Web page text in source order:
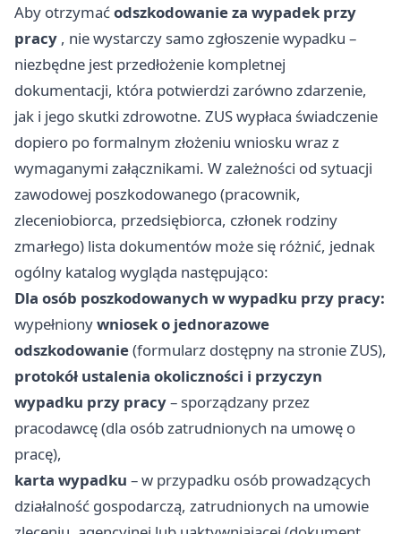
Aby otrzymaćodszkodowanie za wypadek przy
pracy , nie wystarczy samo zgłoszenie wypadku –
niezbędne jest przedłożenie kompletnej
dokumentacji, która potwierdzi zarówno zdarzenie,
jak i jego skutki zdrowotne. ZUS wypłaca świadczenie
dopiero po formalnym złożeniu wniosku wraz z
wymaganymi załącznikami. W zależności od sytuacji
zawodowej poszkodowanego (pracownik,
zleceniobiorca, przedsiębiorca, członek rodziny
zmarłego) lista dokumentów może się różnić, jednak
ogólny katalog wygląda następująco:
Dla osób poszkodowanych w wypadku przy pracy:
wypełnionywniosek o jednorazowe
odszkodowanie(formularz dostępny na stronie ZUS),
protokół ustalenia okoliczności i przyczyn
wypadku przy pracy– sporządzany przez
pracodawcę (dla osób zatrudnionych na umowę o
pracę),
karta wypadku – w przypadku osób prowadzących
działalność gospodarczą, zatrudnionych na umowie